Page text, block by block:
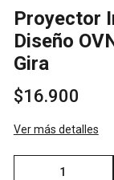
Proyector
Diseño
Gira
$16.900
Ver más detalles